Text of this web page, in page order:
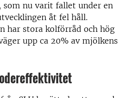
nu varit fallet under en
åt fel håll.
har stora kolförråd och hög
upp ca 20% av mjölkens